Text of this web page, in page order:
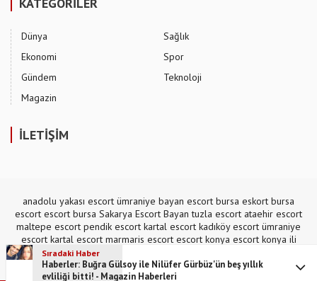
Sıradaki Haber
Haberler: Buğra Gülsoy ile Nilüfer Gürbüz'ün beş yıllık
evliliği bitti! - Magazin Haberleri
KATEGORİLER
Dünya
Ekonomi
Gündem
Magazin
Sağlık
Spor
Teknoloji
İLETİŞİM
anadolu yakası escort ümraniye bayan escort bursa eskort bursa
escort escort bursa Sakarya Escort Bayan tuzla escort ataehir escort
maltepe escort pendik escort kartal escort kadıköy escort ümraniye
escort kartal escort marmaris escort escort konya escort konya ili